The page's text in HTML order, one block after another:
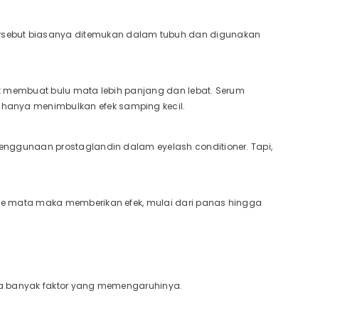
biasanya ditemukan dalam tubuh dan digunakan
membuat bulu mata lebih panjang dan lebat. Serum
menimbulkan efek samping kecil.
prostaglandin dalam eyelash conditioner. Tapi,
mata maka memberikan efek, mulai dari panas hingga
banyak faktor yang memengaruhinya.